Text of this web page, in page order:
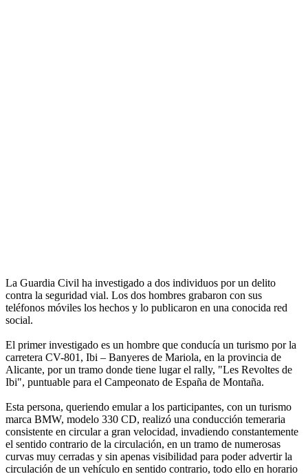
La Guardia Civil ha investigado a dos individuos por un delito
contra la seguridad vial. Los dos hombres grabaron con sus
teléfonos móviles los hechos y lo publicaron en una conocida red
social.
El primer investigado es un hombre que conducía un turismo por la
carretera CV-801, Ibi – Banyeres de Mariola, en la provincia de
Alicante, por un tramo donde tiene lugar el rally, "Les Revoltes de
Ibi", puntuable para el Campeonato de España de Montaña.
Esta persona, queriendo emular a los participantes, con un turismo
marca BMW, modelo 330 CD, realizó una conducción temeraria
consistente en circular a gran velocidad, invadiendo constantemente
el sentido contrario de la circulación, en un tramo de numerosas
curvas muy cerradas y sin apenas visibilidad para poder advertir la
circulación de un vehículo en sentido contrario, todo ello en horario